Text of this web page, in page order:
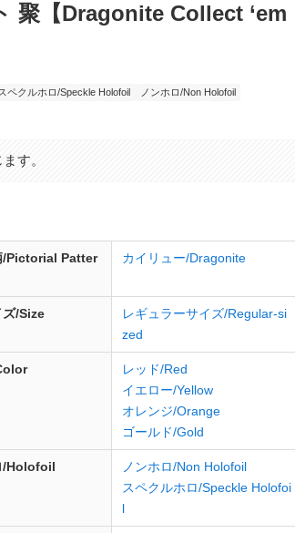
聚【Dragonite Collect ‘em
ペクルホロ/Speckle Holofoil
ノンホロ/Non Holofoil
す。
/Pictorial Patter
カイリュー/Dragonite
ズ/Size
レギュラーサイズ/Regular-si
zed
レッド/Red
イエロー/Yellow
オレンジ/Orange
ゴールド/Gold
/Holofoil
ノンホロ/Non Holofoil
スペクルホロ/Speckle Holofoi
l